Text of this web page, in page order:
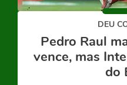
DEU
Pedro Raul
vence, mas
do